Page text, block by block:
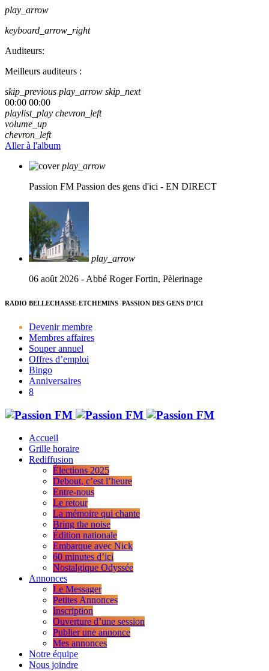
play_arrow
keyboard_arrow_right
Auditeurs:
Meilleurs auditeurs :
skip_previous play_arrow skip_next
00:00 00:00
playlist_play chevron_left
volume_up
chevron_left
Aller à l'album
play_arrow
Passion FM Passion des gens d'ici - EN DIRECT
play_arrow
06 août 2026 - Abbé Roger Fortin, Pèlerinage
RADIO BELLECHASSE-ETCHEMINS PASSION DES GENS D’ICI
Devenir membre
Membres affaires
Souper annuel
Offres d’emploi
Bingo
Anniversaires
Accueil
Grille horaire
Rediffusion
Élections 2025
Debout, c’est l’heure
Entre-nous
Le retour
La mémoire qui chante
Bring the noise
Édition nationale
Embarque avec Nick
60 minutes d’ici
Nostalgique Odyssée
Annonces
Le Messager
Petites Annonces
Inscription
Ouverture d’une session
Publier une annonce
Mes annonces
Notre équipe
Nous joindre